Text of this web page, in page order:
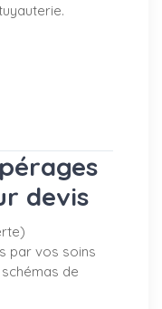
devis
par vos soins
de